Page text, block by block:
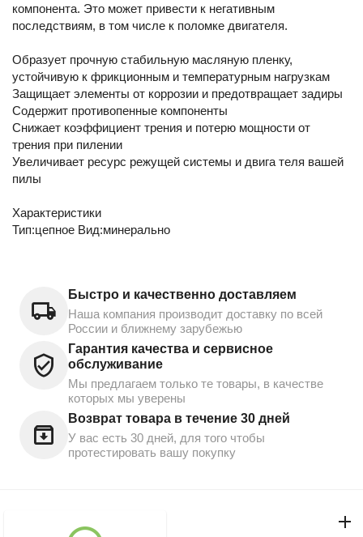
компонента. Это может привести к негативным
последствиям, в том числе к поломке двигателя.
Образует прочную стабильную масляную пленку,
устойчивую к фрикционным и температурным нагрузкам
Защищает элементы от коррозии и предотвращает задиры
Содержит противопенные компоненты
Снижает коэффициент трения и потерю мощности от
трения при пилении
Увеличивает ресурс режущей системы и двига теля вашей
пилы
Характеристики
Тип:цепное Вид:минерально
Быстро и качественно доставляем
Наша компания производит доставку по всей
России и ближнему зарубежью
Гарантия качества и сервисное
обслуживание
Мы предлагаем только те товары, в качестве
которых мы уверены
Возврат товара в течение 30 дней
У вас есть 30 дней, для того чтобы
протестировать вашу покупку